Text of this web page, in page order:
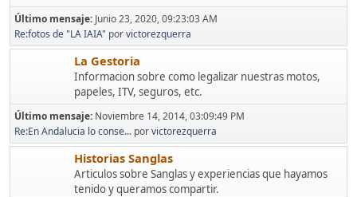
Último mensaje: Junio 23, 2020, 09:23:03 AM
Re:fotos de "LA IAIA" porvictorezquerra
La Gestoria
Informacion sobre como legalizar nuestras motos,
papeles, ITV, seguros, etc.
Último mensaje: Noviembre 14, 2014, 03:09:49 PM
Re:En Andalucia lo conse... porvictorezquerra
Historias Sanglas
Articulos sobre Sanglas y experiencias que hayamos
tenido y queramos compartir.